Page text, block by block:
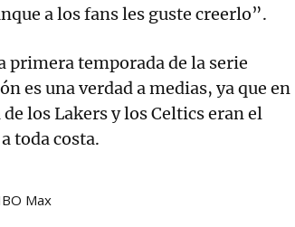
a los fans les guste creerlo”.
primera temporada de la serie
es una verdad a medias, ya que en
los Lakers y los Celtics eran el
toda costa.
Max